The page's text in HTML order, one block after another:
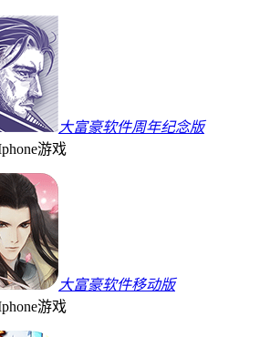
大富豪软件周年纪念版
游戏
大富豪软件移动版
游戏